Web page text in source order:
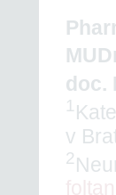
doc.
1
v
2